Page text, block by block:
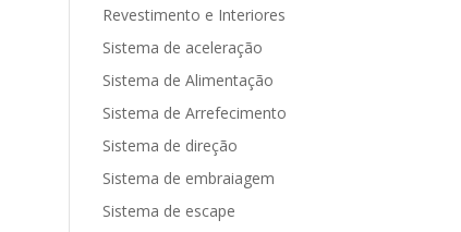
Revestimento e Interiores
Sistema de aceleração
Sistema de Alimentação
Sistema de Arrefecimento
Sistema de direção
Sistema de embraiagem
Sistema de escape